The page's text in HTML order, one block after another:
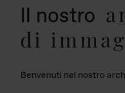
Il nostro
di
Benvenuti nel nostro